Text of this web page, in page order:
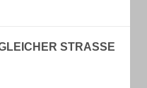
STRASSE